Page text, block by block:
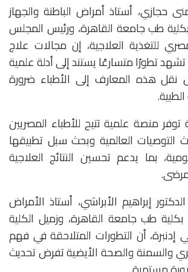
حجازي، أستاذ أمراض الباطنة والجهاز
طب جامعة القاهرة، ورئيس المجلس
للتغذية العلاجية، إن مجالات علاج
تطورًا متسارعًا يستند إلى أدلة علمية
نقل هذه المعارف إلى الأطباء ضرورة
منصة علمية تتيح للأطباء المصريين
التوصيات العالمية وبحث سبل تطبيقها
بما يدعم تحسين النتائج العلاجية
إبراهيم الأبراشي، أستاذ الأمراض
طب جامعة القاهرة، وزميل الكلية
إدنبرة، أن التطورات المتلاحقة في فهم
والسمنة والصحة الأيضية تفرض تحديث